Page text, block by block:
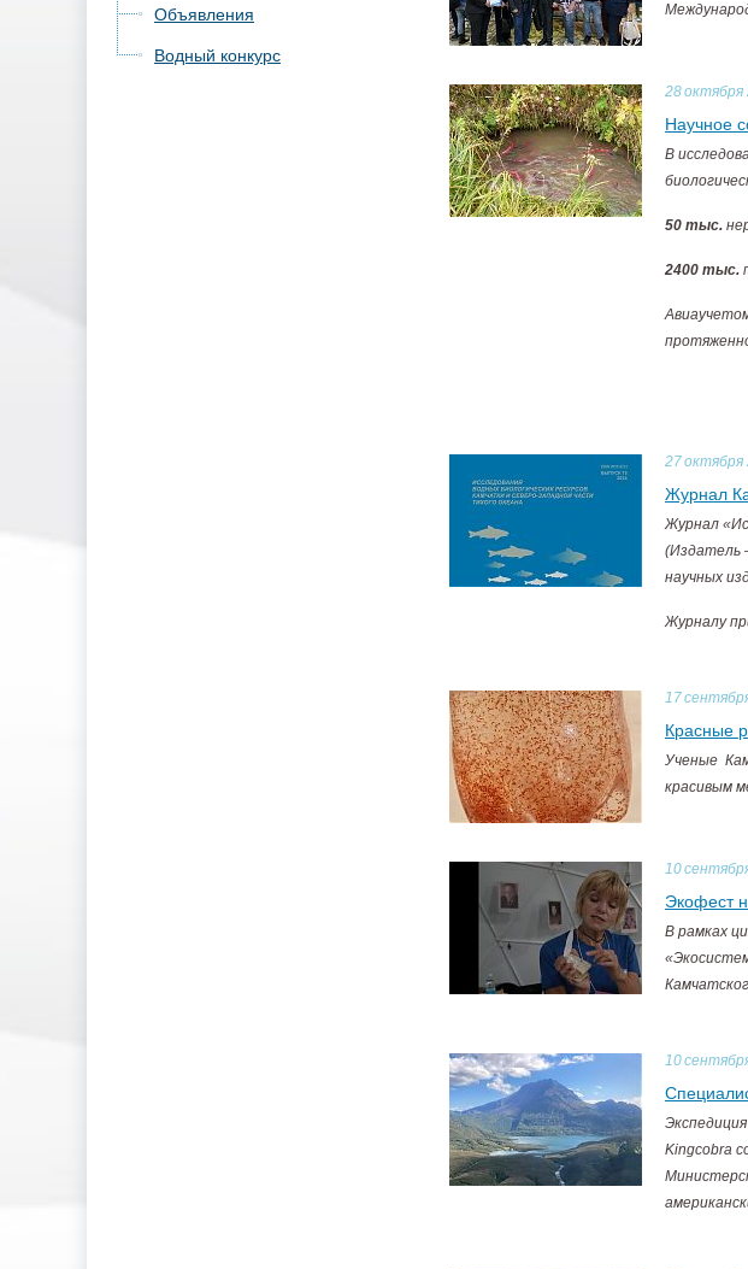
Объявления
Водный конкурс
28октября
Научное
В
50 тыс.
2400 тыс.
27октября
Журнал
Журнал
(Издатель
научных
Журналу
17
Красные
Ученые
красивым
10
Экофест
В рамках
10
Kingcobra